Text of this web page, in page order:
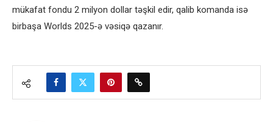
mükafat fondu 2 milyon dollar təşkil edir, qalib komanda isə
birbaşa Worlds 2025-ə vəsiqə qazanır.